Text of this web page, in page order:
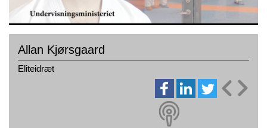
Allan Kjørsgaard
Eliteidræt